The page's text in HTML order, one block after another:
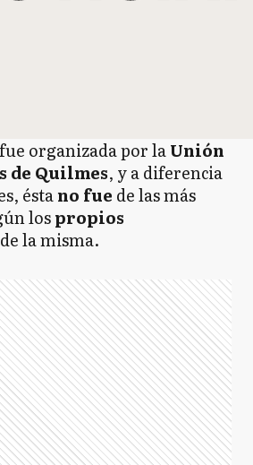
fue organizada por laUnión
de Quilmes, y a diferencia
éstano fue de las más
lospropios
de la misma.